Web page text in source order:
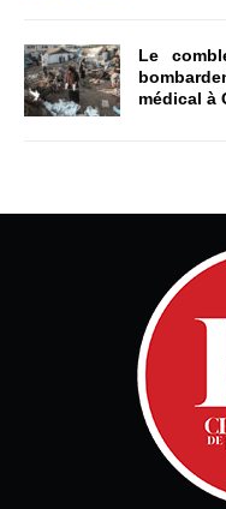
Le
médical à